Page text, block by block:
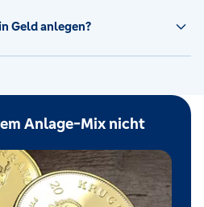
Geld anlegen?
Anlage-Mix nicht